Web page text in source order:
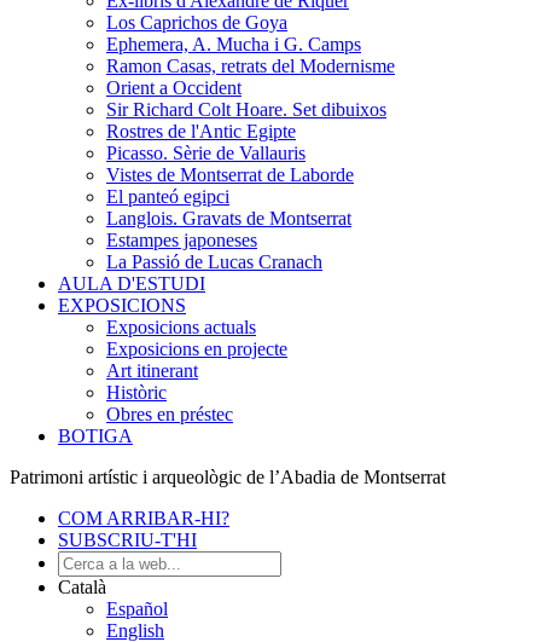
Los Caprichos de Goya
Ephemera, A. Mucha i G. Camps
Ramon Casas, retrats del Modernisme
Orient a Occident
Sir Richard Colt Hoare. Set dibuixos
Rostres de l'Antic Egipte
Picasso. Sèrie de Vallauris
Vistes de Montserrat de Laborde
El panteó egipci
Langlois. Gravats de Montserrat
Estampes japoneses
La Passió de Lucas Cranach
AULA D'ESTUDI
EXPOSICIONS
Exposicions actuals
Exposicions en projecte
Art itinerant
Històric
Obres en préstec
BOTIGA
Patrimoni artístic i arqueològic de l’Abadia de Montserrat
COM ARRIBAR-HI?
SUBSCRIU-T'HI
Català
Español
English